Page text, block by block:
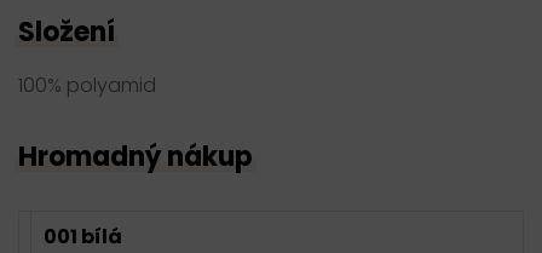
Složení
100% polyamid
Hromadný nákup
001 bílá